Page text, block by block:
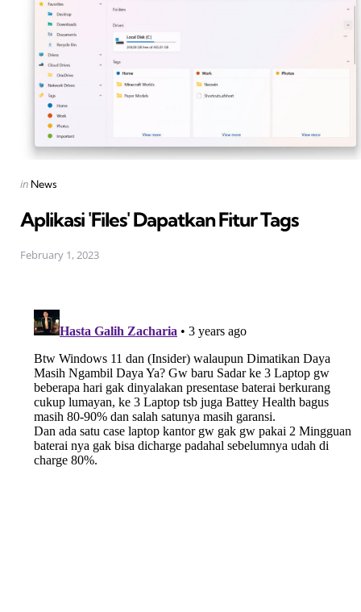
Posted
in News
Aplikasi 'Files' Dapatkan Fitur Tags
February 1, 2023